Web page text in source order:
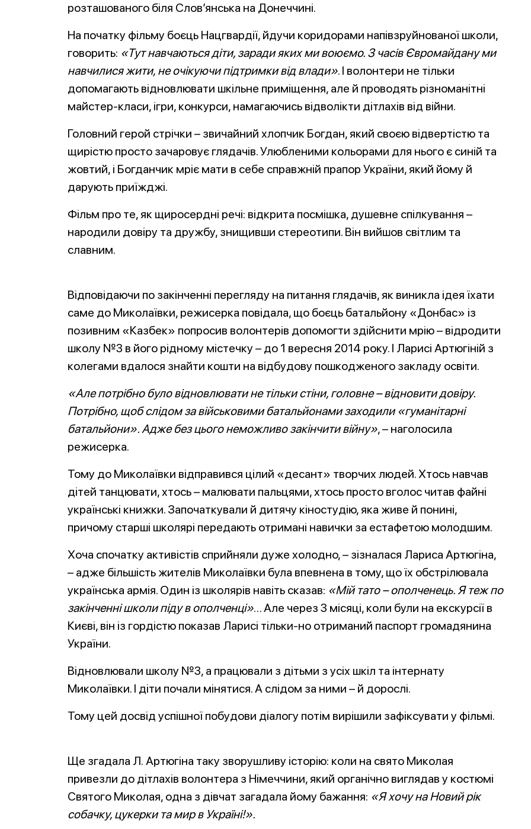
розташованого біля Слов’янська на Донеччині.
На початку фільму боєць Нацгвардії, йдучи коридорами напівзруйнованої школи,
говорить: «Тут навчаються діти, заради яких ми воюємо. З часів Євромайдану ми
навчилися жити, не очікуючи підтримки від влади». І волонтери не тільки
допомагають відновлювати шкільне приміщення, але й проводять різноманітні
майстер-класи, ігри, конкурси, намагаючись відволікти дітлахів від війни.
Головний герой стрічки – звичайний хлопчик Богдан, який своєю відвертістю та
щирістю просто зачаровує глядачів. Улюбленими кольорами для нього є синій та
жовтий, і Богданчик мріє мати в себе справжній прапор України, який йому й
дарують приїжджі.
Фільм про те, як щиросердні речі: відкрита посмішка, душевне спілкування –
народили довіру та дружбу, знищивши стереотипи. Він вийшов світлим та
славним.
Відповідаючи по закінченні перегляду на питання глядачів, як виникла ідея їхати
саме до Миколаївки, режисерка повідала, що боєць батальйону «Донбас» із
позивним «Казбек» попросив волонтерів допомогти здійснити мрію – відродити
школу №3 в його рідному містечку – до 1 вересня 2014 року. І Ларисі Артюгіній з
колегами вдалося знайти кошти на відбудову пошкодженого закладу освіти.
«Але потрібно було відновлювати не тільки стіни, головне – відновити довіру.
Потрібно, щоб слідом за військовими батальйонами заходили «гуманітарні
батальйони». Адже без цього неможливо закінчити війну», – наголосила
режисерка.
Тому до Миколаївки відправився цілий «десант» творчих людей. Хтось навчав
дітей танцювати, хтось – малювати пальцями, хтось просто вголос читав файні
українські книжки. Започаткували й дитячу кіностудію, яка живе й понині,
причому старші школярі передають отримані навички за естафетою молодшим.
Хоча спочатку активістів сприйняли дуже холодно, – зізналася Лариса Артюгіна,
– адже більшість жителів Миколаївки була впевнена в тому, що їх обстрілювала
українська армія. Один із школярів навіть сказав: «Мій тато – ополченець. Я теж по
закінченні школи піду в ополченці»… Але через 3 місяці, коли були на екскурсії в
Києві, він із гордістю показав Ларисі тільки-но отриманий паспорт громадянина
України.
Відновлювали школу №3, а працювали з дітьми з усіх шкіл та інтернату
Миколаївки. І діти почали мінятися. А слідом за ними – й дорослі.
Тому цей досвід успішної побудови діалогу потім вирішили зафіксувати у фільмі.
Ще згадала Л. Артюгіна таку зворушливу історію: коли на свято Миколая
привезли до дітлахів волонтера з Німеччини, який органічно виглядав у костюмі
Святого Миколая, одна з дівчат загадала йому бажання: «Я хочу на Новий рік
собачку, цукерки та мир в Україні!».